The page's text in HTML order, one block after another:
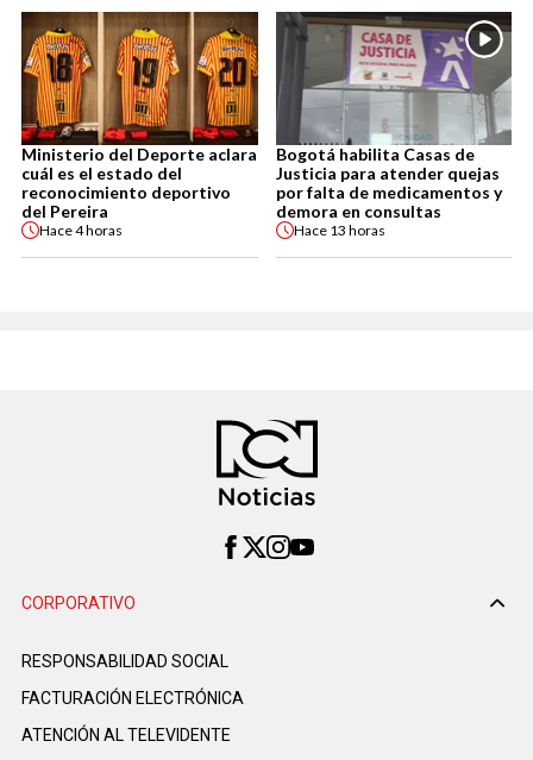
Ministerio del Deporte aclara
cuál es el estado del
reconocimiento deportivo
del Pereira
Hace4 horas
Bogotá habilita Casas de
Justicia para atender quejas
por falta de medicamentos y
demora en consultas
Hace 13 horas
CORPORATIVO
RESPONSABILIDAD SOCIAL
FACTURACIÓN ELECTRÓNICA
ATENCIÓN AL TELEVIDENTE